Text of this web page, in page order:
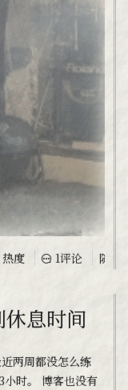
度 1评论 随笔
息时间
时。 博客也没有